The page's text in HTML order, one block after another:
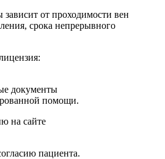
от проходимости вен
срока непрерывного
документы
помощи.
на сайте
пациента.